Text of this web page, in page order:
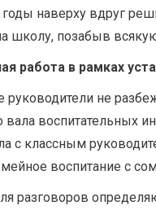
наверху вдруг
школу, позабыв
работа в рамках
не
вала воспитательных
с классным
воспитание с
разговоров